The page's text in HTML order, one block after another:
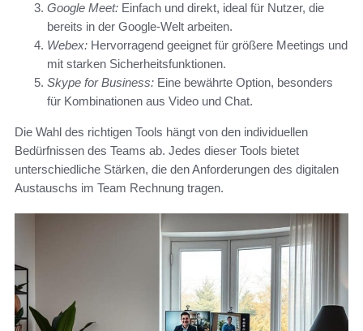
Google Meet: Einfach und direkt, ideal für Nutzer, die
bereits in der Google-Welt arbeiten.
Webex: Hervorragend geeignet für größere Meetings und
mit starken Sicherheitsfunktionen.
Skype for Business: Eine bewährte Option, besonders
für Kombinationen aus Video und Chat.
Die Wahl des richtigen Tools hängt von den individuellen
Bedürfnissen des Teams ab. Jedes dieser Tools bietet
unterschiedliche Stärken, die den Anforderungen des digitalen
Austauschs im Team Rechnung tragen.